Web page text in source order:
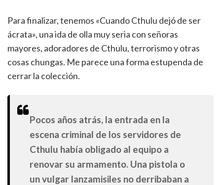
Para finalizar, tenemos «Cuando Cthulu dejó de ser
ácrata», una ida de olla muy seria con señoras
mayores, adoradores de Cthulu, terrorismo y otras
cosas chungas. Me parece una forma estupenda de
cerrar la colección.
Pocos años atrás, la entrada en la
escena criminal de los servidores de
Cthulu había obligado al equipo a
renovar su armamento. Una pistola o
un vulgar lanzamisiles no derribaban a